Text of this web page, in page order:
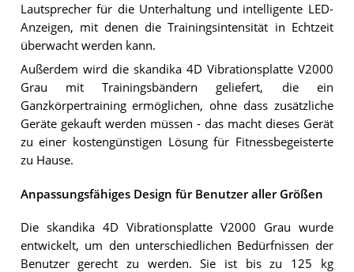
Lautsprecher für die Unterhaltung und intelligente LED-
Anzeigen, mit denen die Trainingsintensität in Echtzeit
überwacht werden kann.
Außerdem wird die skandika 4D Vibrationsplatte V2000
Grau mit Trainingsbändern geliefert, die ein
Ganzkörpertraining ermöglichen, ohne dass zusätzliche
Geräte gekauft werden müssen - das macht dieses Gerät
zu einer kostengünstigen Lösung für Fitnessbegeisterte
zu Hause.
Anpassungsfähiges Design für Benutzer aller Größen
Die skandika 4D Vibrationsplatte V2000 Grau wurde
entwickelt, um den unterschiedlichen Bedürfnissen der
Benutzer gerecht zu werden. Sie ist bis zu 125 kg